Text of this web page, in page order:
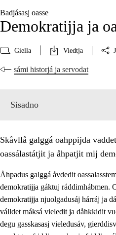
Badjásasj oasse
Demokratijja ja
Giella Viedtja
sámi historjá ja servodat
Sisadno
Skåvllå galggá oahppijda
oassálastátjit ja åhpatjit mij
Åhpadus galggá åvdedit
demokratijja gáktuj ráddimhábmen.
demokratijja njuolgadusáj hárráj ja
válldet máksá vieledit ja dåhkkidit
degu gasskasasj vieledusáv,